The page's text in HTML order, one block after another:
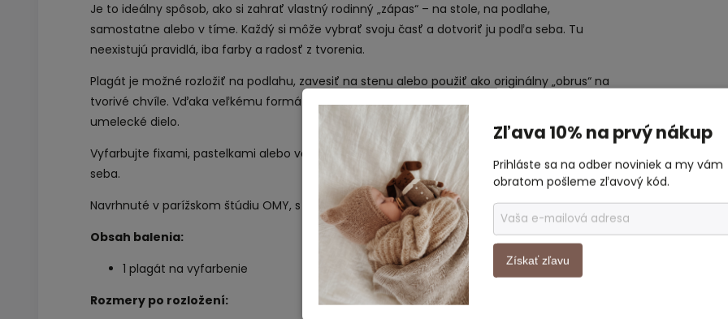
Je to ideálny spôsob, ako si zahrať vlastný rodinný „zápas“ – na stole, na podlahe,
samostatne alebo v tíme. Každý si môže vybrať svoju časť a dotvoriť ju podľa seba. Tu
neexistujú pravidlá, iba farby a radosť z tvorenia.
Plagát je možné rozložiť na podlahu, zavesiť na stenu alebo použiť ako originálny „obrus“ na
tvorivé chvíle. Vďaka veľkému formátu sa dá ľahko zarámovať a premeniť na jedinečné
umelecké dielo.
Vyfarbujte fixami, pastelkami alebo vodovými farbami a vytvorte si vlastný zápas podľa
seba.
Navrhnuté v parížskom štúdiu OMY, s typickým humorom a originálnym dizajnom značky.
Obsah balenia:
1 plagát na vyfarbenie
Rozmery po rozložení:
Zľava 10% na prvý nákup
Prihláste sa na odber noviniek a my vám
obratom pošleme zľavový kód.
Získať zľavu